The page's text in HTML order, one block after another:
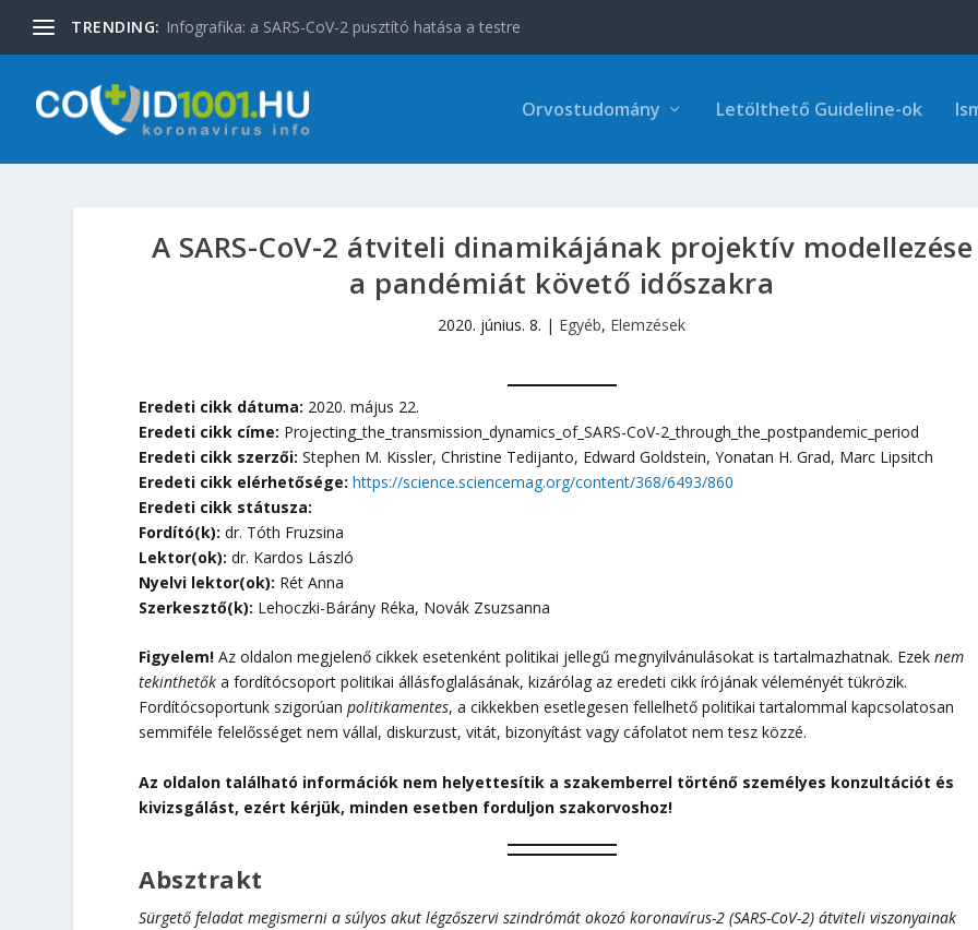
TRENDING: Infografika: a SARS-CoV-2 pusztító hatása a testre
Orvostudomány Letölthető Guideline-ok
A SARS-CoV-2 átviteli dinamikájának projektív modellezése
a pandémiát követő időszakra
2020. június. 8. | Egyéb, Elemzések
Eredeti cikk dátuma: 2020. május 22.
Eredeti cikk címe: Projecting_the_transmission_dynamics_of_SARS-CoV-2_through_the_postpandemic_period
Eredeti cikk szerzői: Stephen M. Kissler, Christine Tedijanto, Edward Goldstein, Yonatan H. Grad, Marc Lipsitch
Eredeti cikk elérhetősége: https://science.sciencemag.org/content/368/6493/860
Eredeti cikk státusza:
Fordító(k): dr. Tóth Fruzsina
Lektor(ok): dr. Kardos László
Nyelvi lektor(ok): Rét Anna
Szerkesztő(k): Lehoczki-Bárány Réka, Novák Zsuzsanna
Figyelem! Az oldalon megjelenő cikkek esetenként politikai jellegű megnyilvánulásokat is tartalmazhatnak. Ezeknem
tekinthetők a fordítócsoport politikai állásfoglalásának, kizárólag az eredeti cikk írójának véleményét tükrözik.
Fordítócsoportunk szigorúanpolitikamentes, a cikkekben esetlegesen fellelhető politikai tartalommal kapcsolatosan
semmiféle felelősséget nem vállal, diskurzust, vitát, bizonyítást vagy cáfolatot nem tesz közzé.
Az oldalon található információk nem helyettesítik a szakemberrel történő személyes konzultációt és
kivizsgálást, ezért kérjük, minden esetben forduljon szakorvoshoz!
Absztrakt
Sürgető feladat megismerni a súlyos akut légzőszervi szindrómát okozó koronavírus-2 (SARS-CoV-2) átviteli viszonyainak